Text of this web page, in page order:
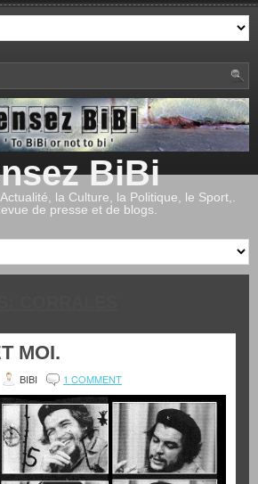
BiBi
la Culture, la Politique, le Sport,.
de presse et de blogs.
MOI.
BIBI 1 COMMENT